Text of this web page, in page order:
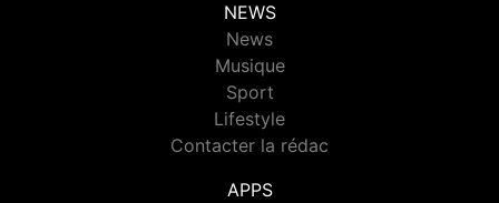
NEWS
News
Musique
Sport
Lifestyle
Contacter la rédac
APPS